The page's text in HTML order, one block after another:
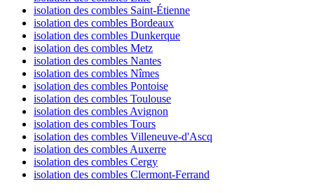
isolation des combles Saint-Étienne
isolation des combles Bordeaux
isolation des combles Dunkerque
isolation des combles Metz
isolation des combles Nantes
isolation des combles Nîmes
isolation des combles Pontoise
isolation des combles Toulouse
isolation des combles Avignon
isolation des combles Tours
isolation des combles Villeneuve-d'Ascq
isolation des combles Auxerre
isolation des combles Cergy
isolation des combles Clermont-Ferrand